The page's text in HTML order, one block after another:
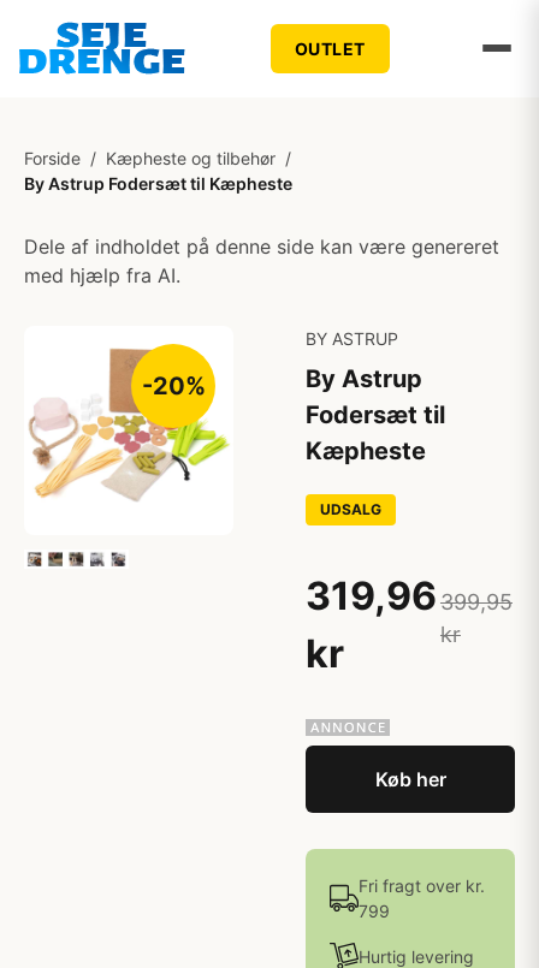
OUTLET
Forside / Kæpheste og tilbehør /
By Astrup Fodersæt til Kæpheste
Dele af indholdet på denne side kan være genereret
med hjælp fra AI.
-20%
BY ASTRUP
By Astrup
Fodersæt til
Kæpheste
UDSALG
319,96
kr
399,95
kr
Køb her
Fri fragt over kr.
799
Hurtig levering